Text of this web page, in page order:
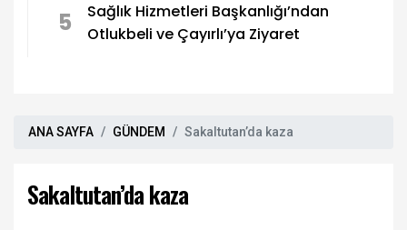
5
Sağlık Hizmetleri Başkanlığı’ndan
Otlukbeli ve Çayırlı’ya Ziyaret
ANA SAYFA GÜNDEM Sakaltutan’da kaza
Sakaltutan’da kaza